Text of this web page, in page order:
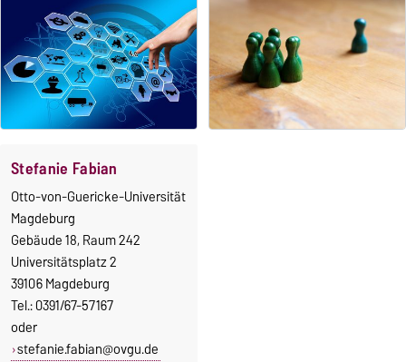
Stefanie Fabian
Otto-von-Guericke-Universität
Magdeburg
Gebäude 18, Raum 242
Universitätsplatz 2
39106 Magdeburg
Tel.: 0391/67-57167
oder
stefanie.fabian@ovgu.de